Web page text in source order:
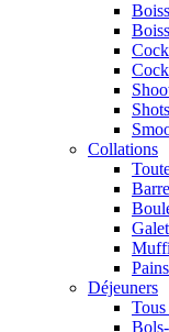
Collations
Déjeuners
Tous